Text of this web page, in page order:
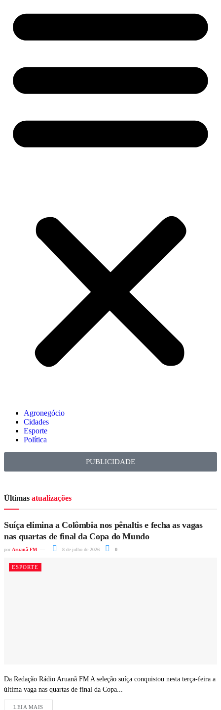
Agronegócio
Cidades
Esporte
Política
PUBLICIDADE
Últimas atualizações
Suíça elimina a Colômbia nos pênaltis e fecha as vagas
nas quartas de final da Copa do Mundo
por Aruanã FM 8 de julho de 2026 0
ESPORTE
Da Redação Rádio Aruanã FM A seleção suíça conquistou nesta terça-feira a
última vaga nas quartas de final da Copa...
LEIA MAIS